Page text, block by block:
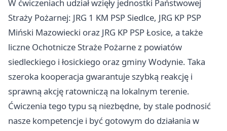
W ćwiczeniach udział wzięły jednostki Państwowej
Straży Pożarnej: JRG 1 KM PSP Siedlce, JRG KP PSP
Miński Mazowiecki oraz JRG KP PSP Łosice, a także
liczne Ochotnicze Straże Pożarne z powiatów
siedleckiego i łosickiego oraz gminy Wodynie. Taka
szeroka kooperacja gwarantuje szybką reakcję i
sprawną akcję ratowniczą na lokalnym terenie.
Ćwiczenia tego typu są niezbędne, by stale podnosić
nasze kompetencje i być gotowym do działania w